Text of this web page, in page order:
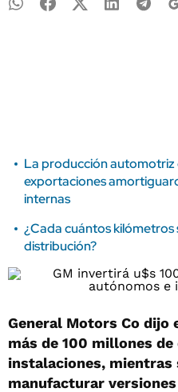
La producción automotriz
exportaciones
internas
¿Cada cuántos kilómetros
distribución?
General Motors Co dijo
más de 100 millones
instalaciones, mientras
manufacturar